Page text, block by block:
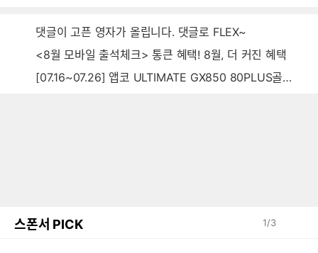
댓글이 고픈 영자가 올립니다. 댓글로 FLEX~
<8월 모바일 출석체크> 통큰 혜택! 8월, 더 커진 혜택
[07.16~07.26] 앱코 ULTIMATE GX850 80PLUS골드 풀모듈러 ATX3.0 블랙
스폰서 PICK 1/3